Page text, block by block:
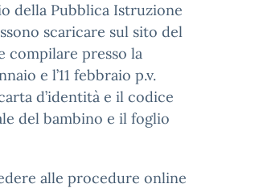
della Pubblica Istruzione
scaricare sul sito del
compilare presso la
e l’11 febbraio p.v.
d’identità e il codice
del bambino e il foglio
alle procedure online